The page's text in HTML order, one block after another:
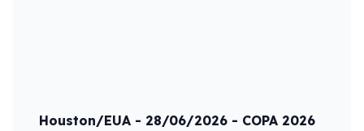
Houston/EUA - 28/06/2026 - COPA 2026